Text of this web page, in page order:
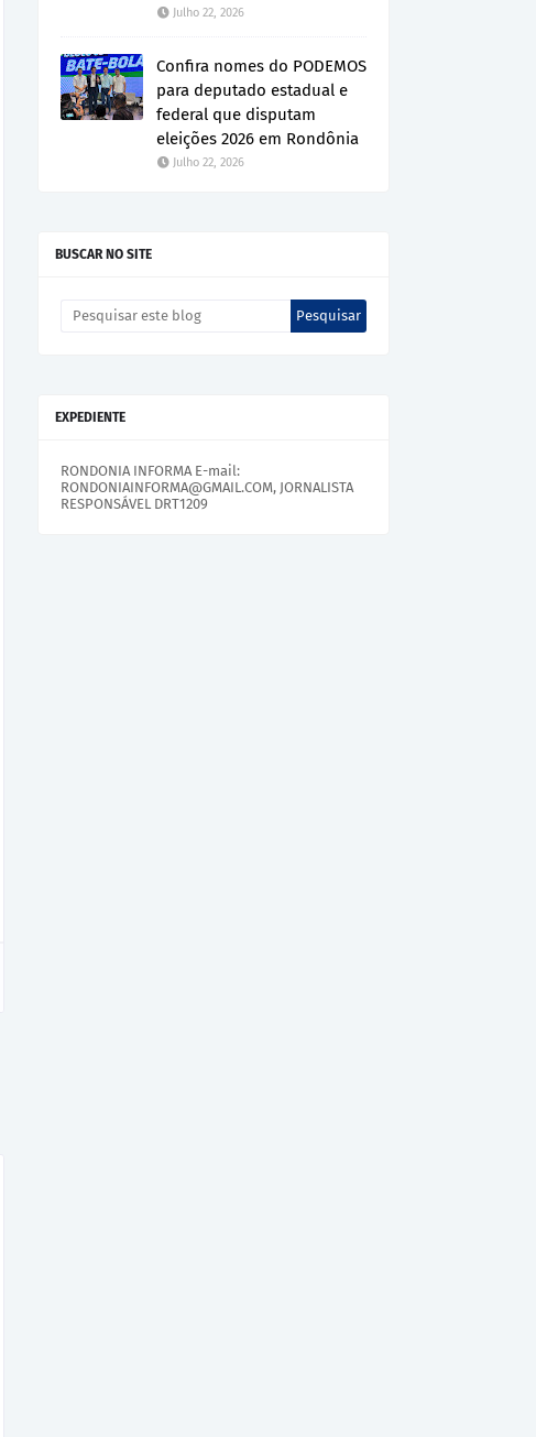
Julho 22, 2026
Confira nomes do PODEMOS
para deputado estadual e
federal que disputam
eleições 2026 em Rondônia
Julho 22, 2026
BUSCAR NO SITE
EXPEDIENTE
RONDONIA INFORMA E-mail:
RONDONIAINFORMA@GMAIL.COM, JORNALISTA
RESPONSÁVEL DRT1209